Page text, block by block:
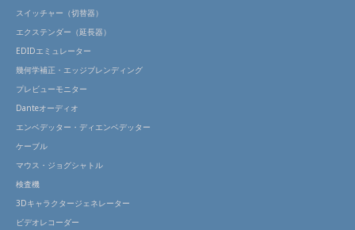
スイッチャー（切替器）
エクステンダー（延長器）
EDIDエミュレーター
幾何学補正・エッジブレンディング
プレビューモニター
Danteオーディオ
エンベデッター・ディエンベデッター
ケーブル
マウス・ジョグシャトル
検査機
3Dキャラクタージェネレーター
ビデオレコーダー